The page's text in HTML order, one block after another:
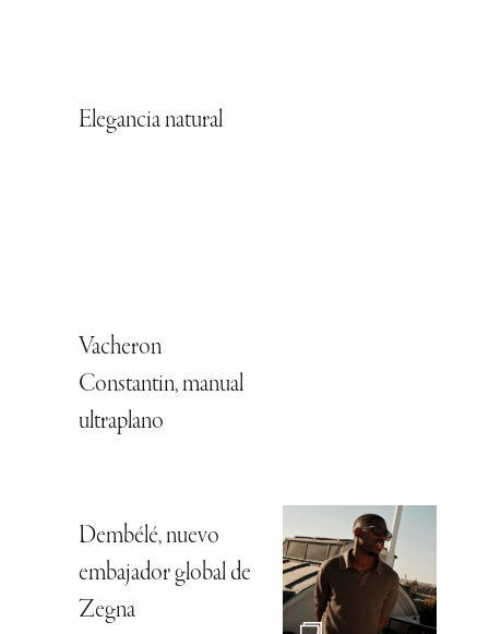
Elegancia natural
Vacheron
Constantin, manual
ultraplano
Dembélé, nuevo
embajador global de
Zegna